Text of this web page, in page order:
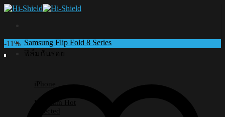
Skip
Samsung Flip Fold 8 Series
ฟิล์มกันรอย
iPhone
Premium
Selected
-11%